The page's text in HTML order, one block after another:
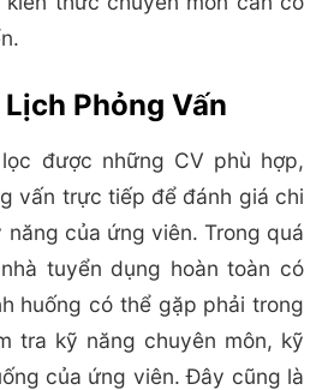
Phỏng Vấn
được những CV phù hợp,
vấn trực tiếp để đánh giá chi
của ứng viên. Trong quá
tuyển dụng hoàn toàn có
huống có thể gặp phải trong
tra kỹ năng chuyên môn, kỹ
của ứng viên. Đây cũng là